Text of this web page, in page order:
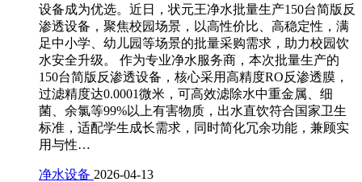
设备成为优选。近日，状元王净水批量生产150台简版反
渗透设备，聚焦校园场景，以高性价比、高稳定性，满
足中小学、幼儿园等场景的批量采购需求，助力校园饮
水安全升级。 作为专业净水服务商，本次批量生产的
150台简版反渗透设备，核心采用高精度RO反渗透膜，
过滤精度达0.0001微米，可高效滤除水中重金属、细
菌、余氯等99%以上有害物质，出水直饮符合国家卫生
标准，适配学生成长需求，同时简化冗余功能，兼顾实
用与性…
净水设备 2026-04-13